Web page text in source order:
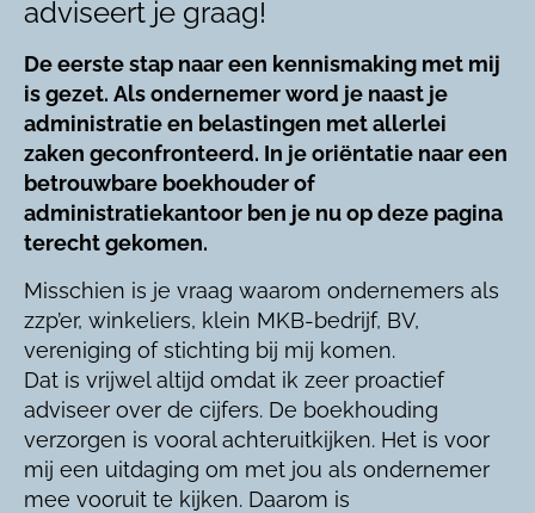
adviseert je graag!
De eerste stap naar een kennismaking met mij
is gezet. Als ondernemer word je naast je
administratie en belastingen met allerlei
zaken geconfronteerd. In je oriëntatie naar een
betrouwbare boekhouder of
administratiekantoor ben je nu op deze pagina
terecht gekomen.
Misschien is je vraag waarom ondernemers als
zzp’er, winkeliers, klein MKB-bedrijf, BV,
vereniging of stichting bij mij komen.
Dat is vrijwel altijd omdat ik zeer proactief
adviseer over de cijfers. De boekhouding
verzorgen is vooral achteruitkijken. Het is voor
mij een uitdaging om met jou als ondernemer
mee vooruit te kijken. Daarom is